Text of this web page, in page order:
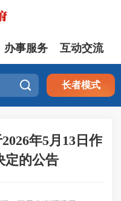
办事服务 互动交流
 长者模式
年5月13日作
定的公告